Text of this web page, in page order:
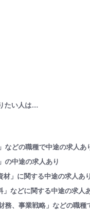
たい人は…
などの職種で中途の求人あ
」の中途の求人あり
」に関する中途の求人あり
などに関する中途の求人
務、事業戦略」などの職種